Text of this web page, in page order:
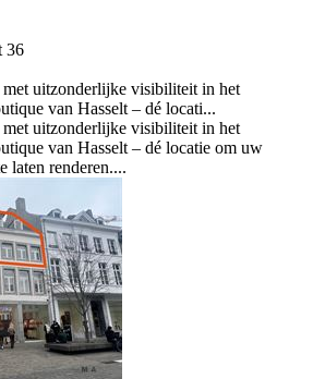
36
met uitzonderlijke visibiliteit in het
van Hasselt – dé locati...
met uitzonderlijke visibiliteit in het
van Hasselt – dé locatie om uw
laten renderen....